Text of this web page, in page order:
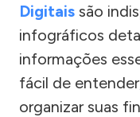
Digitais são
infográficos
informações
fácil de
organizar suas